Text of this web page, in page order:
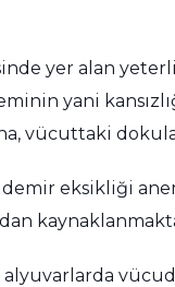
yer alan yeterli
yani
vücuttaki
demir eksikliği